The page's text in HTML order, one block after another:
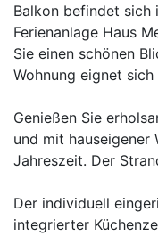
Balkon befindet sich
Ferienanlage Haus
Sie einen schönen
Wohnung eignet
Genießen Sie
und mit hauseigener
Jahreszeit. Der
Der individuell
integrierter